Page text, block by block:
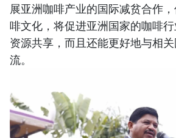
展亚洲咖啡产业的国际减贫合作
啡文化，将促进亚洲国家的咖啡
资源共享，而且还能更好地与相
流。